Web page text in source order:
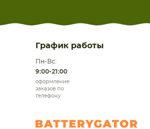
График работы
Пн-Вс:
9:00-21:00
оформление
заказов по
телефону